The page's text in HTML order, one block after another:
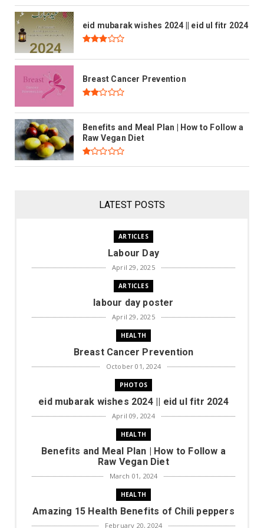
eid mubarak wishes 2024 || eid ul fitr 2024
Breast Cancer Prevention
Benefits and Meal Plan | How to Follow a
Raw Vegan Diet
LATEST POSTS
ARTICLES
Labour Day
April 29, 2025
ARTICLES
labour day poster
April 29, 2025
HEALTH
Breast Cancer Prevention
October 01, 2024
PHOTOS
eid mubarak wishes 2024 || eid ul fitr 2024
April 09, 2024
HEALTH
Benefits and Meal Plan | How to Follow a
Raw Vegan Diet
March 01, 2024
HEALTH
Amazing 15 Health Benefits of Chili peppers
February 20, 2024